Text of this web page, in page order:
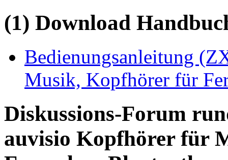
(1) Download
Bedienungsanleitung
Musik, Kopfhörer für
Diskussions-Forum
auvisio Kopfhörer für